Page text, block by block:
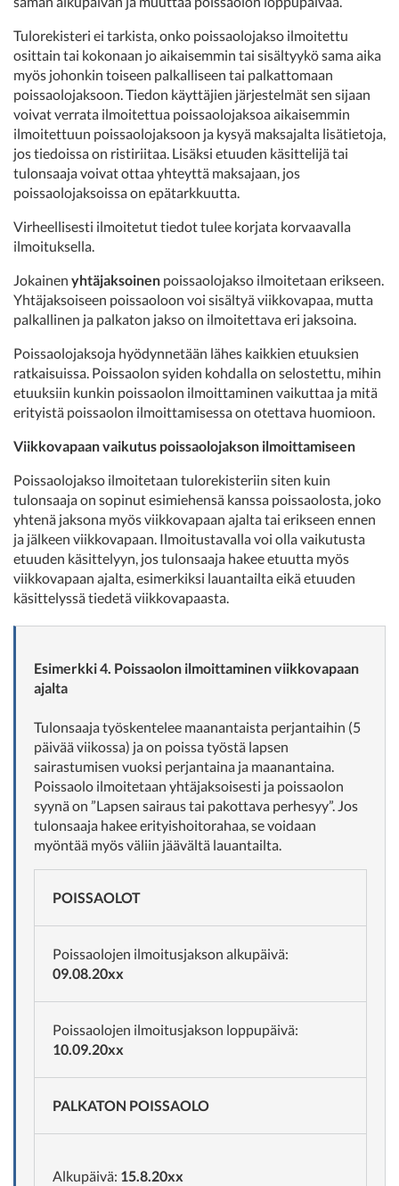
Tulorekisteri ei tarkista, onko poissaolojakso ilmoitettu
osittain tai kokonaan jo aikaisemmin tai sisältyykö sama aika
myös johonkin toiseen palkalliseen tai palkattomaan
poissaolojaksoon. Tiedon käyttäjien järjestelmät sen sijaan
voivat verrata ilmoitettua poissaolojaksoa aikaisemmin
ilmoitettuun poissaolojaksoon ja kysyä maksajalta lisätietoja,
jos tiedoissa on ristiriitaa. Lisäksi etuuden käsittelijä tai
tulonsaaja voivat ottaa yhteyttä maksajaan, jos
poissaolojaksoissa on epätarkkuutta.
Virheellisesti ilmoitetut tiedot tulee korjata korvaavalla
ilmoituksella.
Jokainen yhtäjaksoinen poissaolojakso ilmoitetaan erikseen.
Yhtäjaksoiseen poissaoloon voi sisältyä viikkovapaa, mutta
palkallinen ja palkaton jakso on ilmoitettava eri jaksoina.
Poissaolojaksoja hyödynnetään lähes kaikkien etuuksien
ratkaisuissa. Poissaolon syiden kohdalla on selostettu, mihin
etuuksiin kunkin poissaolon ilmoittaminen vaikuttaa ja mitä
erityistä poissaolon ilmoittamisessa on otettava huomioon.
Viikkovapaan vaikutus poissaolojakson ilmoittamiseen
Poissaolojakso ilmoitetaan tulorekisteriin siten kuin
tulonsaaja on sopinut esimiehensä kanssa poissaolosta, joko
yhtenä jaksona myös viikkovapaan ajalta tai erikseen ennen
ja jälkeen viikkovapaan. Ilmoitustavalla voi olla vaikutusta
etuuden käsittelyyn, jos tulonsaaja hakee etuutta myös
viikkovapaan ajalta, esimerkiksi lauantailta eikä etuuden
käsittelyssä tiedetä viikkovapaasta.
Esimerkki 4. Poissaolon ilmoittaminen viikkovapaan
ajalta
Tulonsaaja työskentelee maanantaista perjantaihin (5
päivää viikossa) ja on poissa työstä lapsen
sairastumisen vuoksi perjantaina ja maanantaina.
Poissaolo ilmoitetaan yhtäjaksoisesti ja poissaolon
syynä on ”Lapsen sairaus tai pakottava perhesyy”. Jos
tulonsaaja hakee erityishoitorahaa, se voidaan
myöntää myös väliin jäävältä lauantailta.
POISSAOLOT
Poissaolojen ilmoitusjakson alkupäivä:
09.08.20xx
Poissaolojen ilmoitusjakson loppupäivä:
10.09.20xx
PALKATON POISSAOLO
Alkupäivä: 15.8.20xx